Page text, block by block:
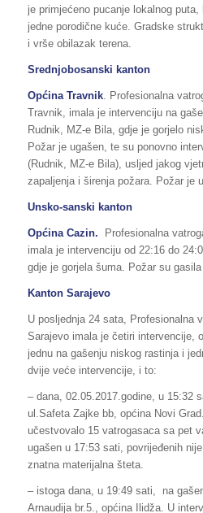
je primjećeno pucanje lokalnog
jedne porodične kuće. Gradske
i vrše obilazak terena.
Srednjobosanski kanton
Općina Travnik. Profesionalna
Travnik, imala je intervenciju na
Rudnik, MZ-e Bila, gdje je gorjelo
Požar je ugašen, te su ponovno
(Rudnik, MZ-e Bila), usljed jakog
zapaljenja i širenja požara. Požar je
Unsko-sanski kanton
Općina Cazin. Profesionalna
imala je intervenciju od 22:16 do
gdje je gorjela šuma. Požar su
Kanton Sarajevo
U posljednja 24 sata, Profesionalna
Sarajevo imala je četiri intervencije,
jednu na gašenju niskog rastinja i
dvije veće intervencije, i to:
– dana, 02.05.2017.godine, u 15:32
ul.Safeta Zajke bb, općina Novi
učestvovalo 15 vatrogasaca sa pet
ugašen u 17:53 sati, povrijeđenih
znatna materijalna šteta.
– istoga dana, u 19:49 sati, na
Arnaudija br.5., općina Ilidža. U